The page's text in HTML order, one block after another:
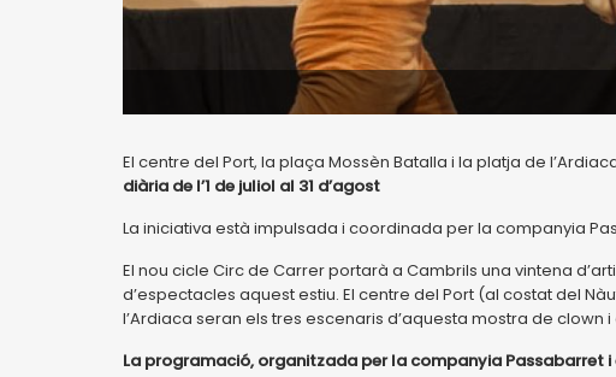
El centre del Port, la plaça Mossèn Batalla i la platja de
diària de l’1 de juliol al 31 d’agost
La iniciativa està impulsada i coordinada per la companyia
El nou cicle Circ de Carrer portarà a Cambrils una vintena
d’espectacles aquest estiu. El centre del Port (al costat del
l’Ardiaca seran els tres escenaris d’aquesta mostra de clown i
La programació, organitzada per la companyia Passabarret